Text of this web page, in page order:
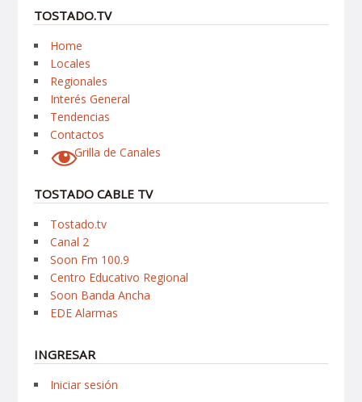
TOSTADO.TV
Home
Locales
Regionales
Interés General
Tendencias
Contactos
Grilla de Canales
TOSTADO CABLE TV
Tostado.tv
Canal 2
Soon Fm 100.9
Centro Educativo Regional
Soon Banda Ancha
EDE Alarmas
INGRESAR
Iniciar sesión